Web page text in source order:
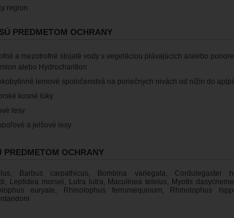
region
PREDMETOM OCHRANY
a mezotrofné stojaté vody s vegetáciou plávajúcich a/alebo
alebo Hydrocharition
lemové spoločenstvá na poriečnych nivách od nížin do
kosné lúky
lesy
a jelšové lesy
PREDMETOM OCHRANY
Barbus carpathicus, Bombina variegata, Cordulegaster
Leptidea morsei, Lutra lutra, Maculinea teleius, Myotis
euryale, Rhinolophus ferrumequinum, Rhinolophus